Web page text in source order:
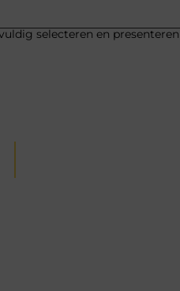
selecteren en